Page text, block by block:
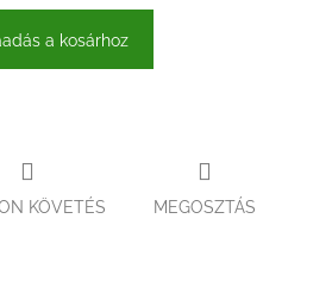
a kosárhoz
KÖVETÉS MEGOSZTÁS